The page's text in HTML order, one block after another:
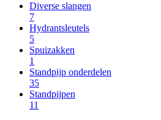
Diverse slangen
7
Hydrantsleutels
5
Spuizakken
1
Standpijp onderdelen
35
Standpijpen
11